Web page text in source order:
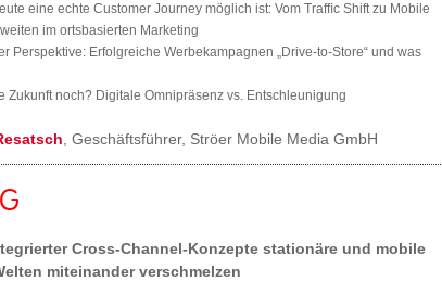
eine echte Customer Journey möglich ist: Vom Trafﬁc Shift zu Mobile
im ortsbasierten Marketing
Perspektive: Erfolgreiche Werbekampagnen „Drive-to-Store“ und was
Zukunft noch? Digitale Omnipräsenz vs. Entschleunigung
, Geschäftsführer, Ströer Mobile Media GmbH
Cross-Channel-Konzepte stationäre und mobile
miteinander verschmelzen